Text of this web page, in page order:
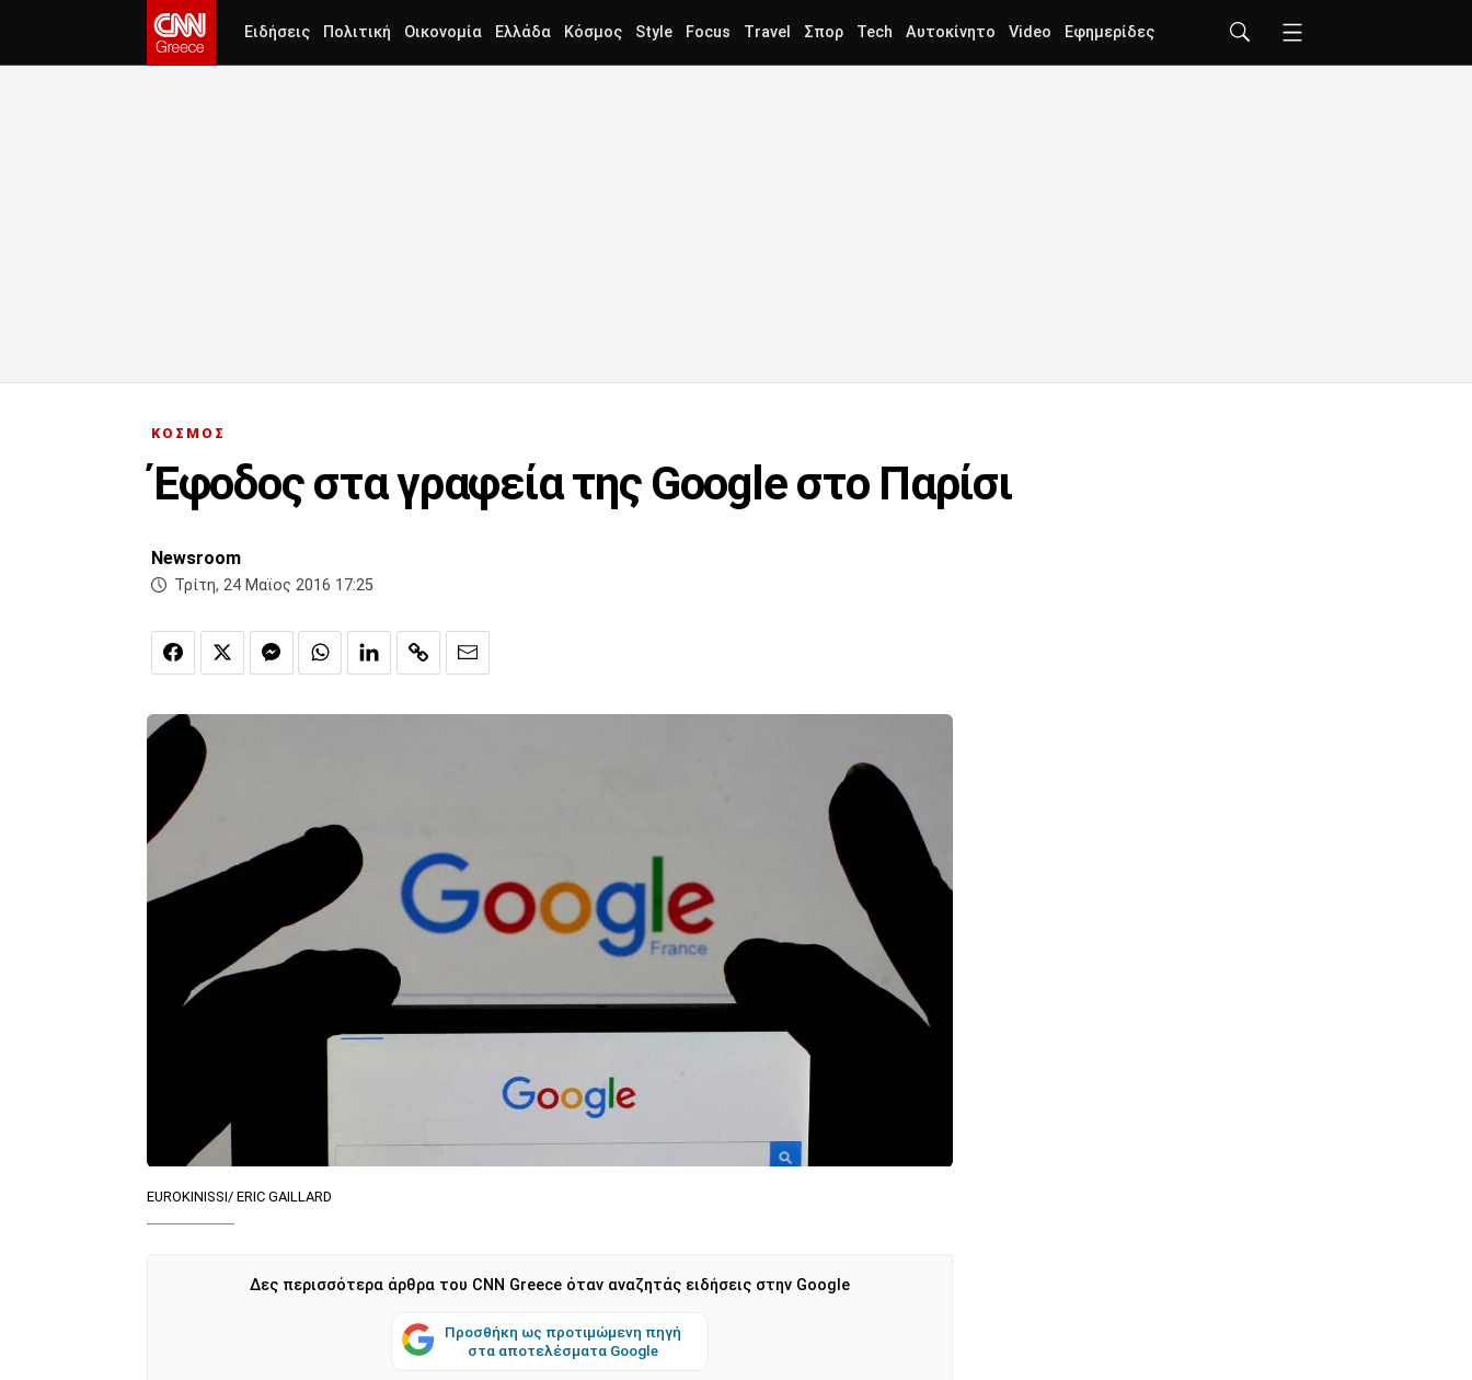
Ειδήσεις Πολιτική Οικονομία Ελλάδα Κόσμος Style Focus Travel Σπορ Tech Αυτοκίνητο Video Εφημερίδες
ΚΟΣΜΟΣ
Έφοδος στα γραφεία της Google στο Παρίσι
Newsroom
Τρίτη, 24 Μαϊος 2016 17:25
EUROKINISSI/ ERIC GAILLARD
Δες περισσότερα άρθρα του CNN Greece όταν αναζητάς ειδήσεις στην Google
Προσθήκη ως προτιμώμενη πηγή
στα αποτελέσματα Google